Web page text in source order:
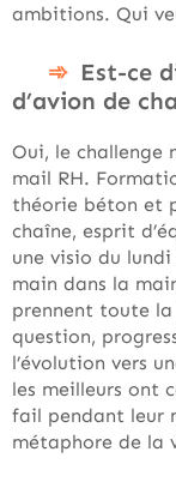
ambitions. Qui
Est-ce
d’avion de
Oui, le challenge
mail RH.
théorie béton et
chaîne, esprit
une visio du
main dans la
prennent toute
question,
l’évolution vers
les meilleurs ont
fail pendant leur
métaphore de la